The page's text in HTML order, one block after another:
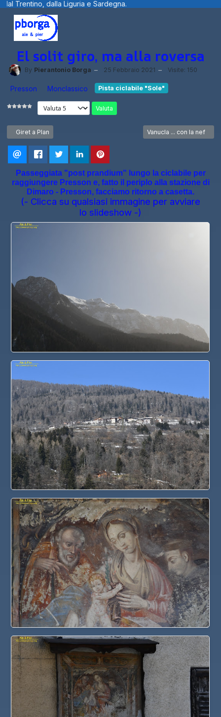
El solit giro, ma alla roversa
By Pierantonio Borga 25 Febbraio 2021 Visite: 150
Presson Monclassico Pista ciclabile "Sole"
Valuta
Articolo precedente: Giret a Plan
Giret a Plan Articolo successivo:
Vanucla ... con la nef
Passeggiata "post prandium" lungo la ciclabile per
raggiungere Presson e, fatto il periplo alla stazione di
Dimaro - Presson, facciamo ritorno a casetta.
(- Clicca su qualsiasi immagine per avviare
lo slideshow -)